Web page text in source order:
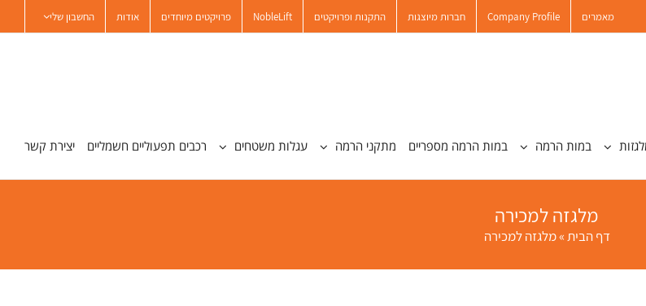
מאמרים Company Profile חברות מיוצגות התקנות ופרויקטים NobleLift פרויקטים מיוחדים אודות החשבון שלי
במות הרמה במות הרמה מספריים מתקני הרמה עגלות משטחים רכבים תפעוליים חשמליים יצירת קשר
מלגזה למכירה
דף הבית»מלגזה למכירה